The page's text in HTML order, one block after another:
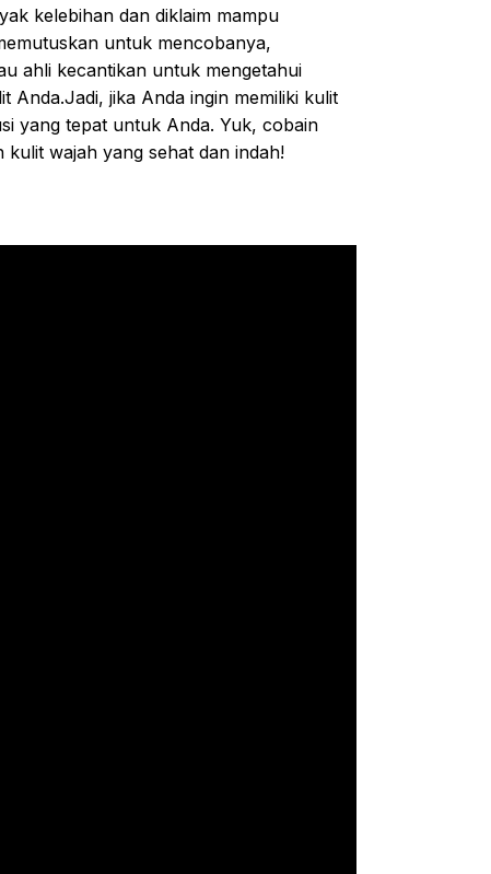
kelebihan dan diklaim mampu
untuk mencobanya,
ahli kecantikan untuk mengetahui
jika Anda ingin memiliki kulit
yang tepat untuk Anda. Yuk, cobain
wajah yang sehat dan indah!